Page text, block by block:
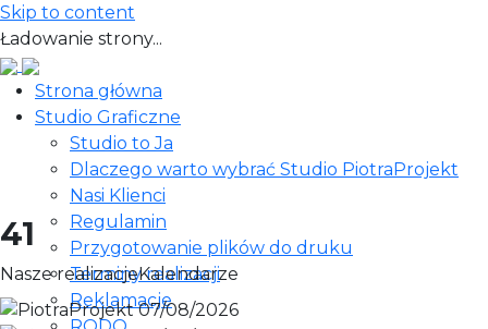
Skip to content
Ładowanie strony...
Strona główna
Studio Graficzne
Studio to Ja
Dlaczego warto wybrać Studio PiotraProjekt
Nasi Klienci
Regulamin
Przygotowanie plików do druku
Terminy realizacji
Reklamacje
41
Nasze realizacjeKalendarze